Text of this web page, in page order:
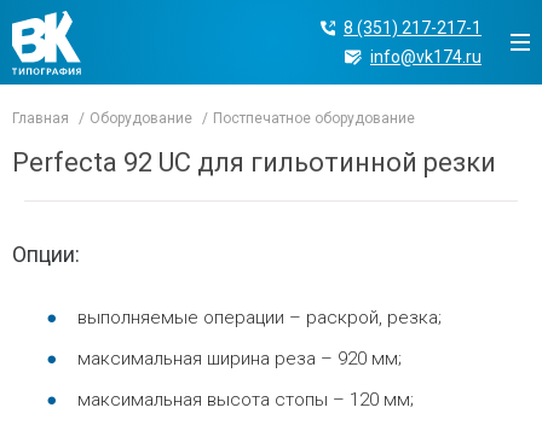
8 (351) 217-217-1
info@vk174.ru
Главная Оборудование Постпечатное оборудование
Perfecta 92 UC для гильотинной резки
Опции:
выполняемые операции – раскрой, резка;
максимальная ширина реза – 920 мм;
максимальная высота стопы – 120 мм;